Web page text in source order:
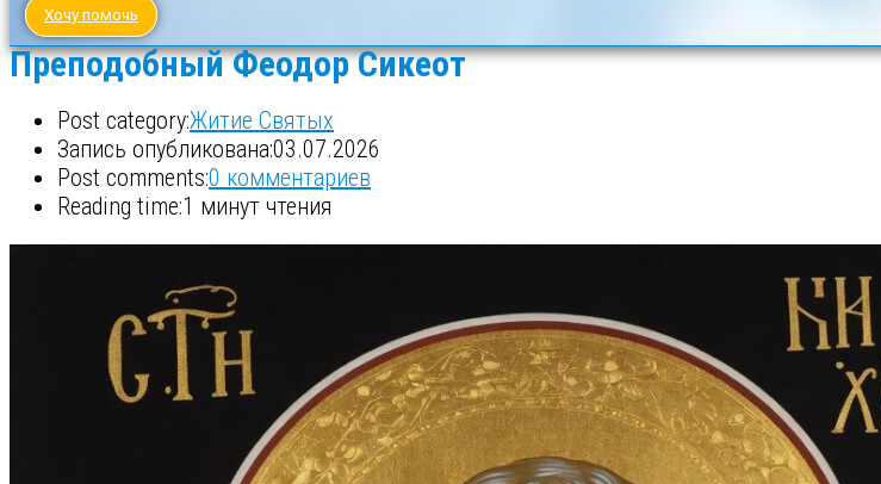
Хочу помочь
Преподобный Феодор Сикеот
Post category:Житие Святых
Запись опубликована:03.07.2026
Post comments:0 комментариев
Reading time:1 минут чтения